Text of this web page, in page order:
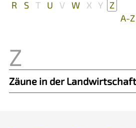
R
S T U V W X Y
Z
A-
Zäune in der Landwirtschaft